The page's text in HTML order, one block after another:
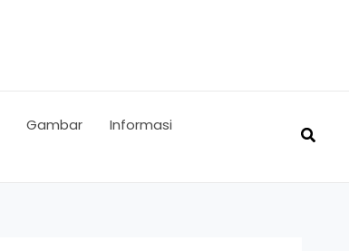
Gambar
Informasi